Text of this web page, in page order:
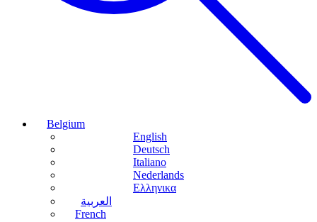
Belgium
English
Deutsch
Italiano
Nederlands
Ελληνικα
العربية
French